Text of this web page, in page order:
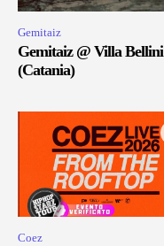
Gemitaiz
Gemitaiz @ Villa Bellini
(Catania)
Coez